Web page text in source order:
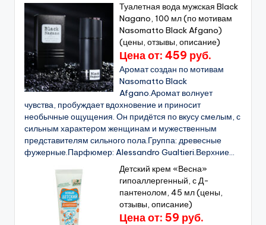
Туалетная вода мужская Black
Nagano, 100 мл (по мотивам
Nasomatto Black Afgano)
(цены, отзывы, описание)
Цена от: 459 руб.
Аромат создан по мотивам
Nasomatto Black
Afgano.Аромат волнует
чувства, пробуждает вдохновение и приносит
необычные ощущения. Он придётся по вкусу смелым, с
сильным характером женщинам и мужественным
представителям сильного пола.Группа: древесные
фужерные.Парфюмер: Alessandro Gualtieri.Верхние...
Детский крем «Весна»
гипоаллергенный, с Д-
пантенолом, 45 мл (цены,
отзывы, описание)
Цена от: 59 руб.